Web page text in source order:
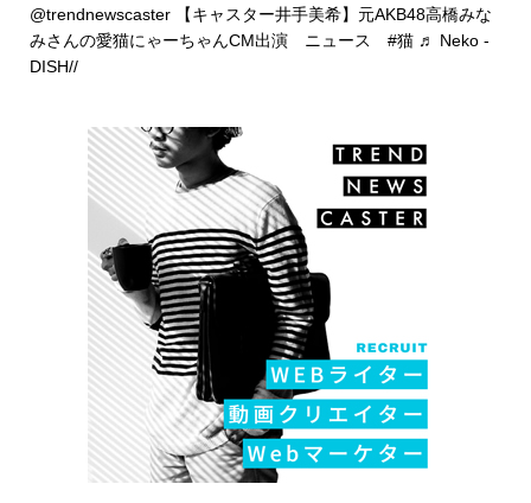
@trendnewscaster【キャスター井手美希】元AKB48高橋みな
みさんの愛猫にゃーちゃんCM出演 ニュース #猫 ♬ Neko -
DISH//